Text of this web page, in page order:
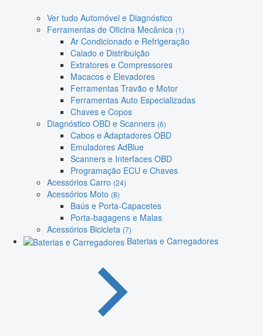
Ver tudo Automóvel e Diagnóstico
Ferramentas de Oficina Mecânica (1)
Ar Condicionado e Refrigeração
Calado e Distribuição
Extratores e Compressores
Macacos e Elevadores
Ferramentas Travão e Motor
Ferramentas Auto Especializadas
Chaves e Copos
Diagnóstico OBD e Scanners (6)
Cabos e Adaptadores OBD
Emuladores AdBlue
Scanners e Interfaces OBD
Programação ECU e Chaves
Acessórios Carro (24)
Acessórios Moto (8)
Baús e Porta-Capacetes
Porta-bagagens e Malas
Acessórios Bicicleta (7)
Baterias e Carregadores